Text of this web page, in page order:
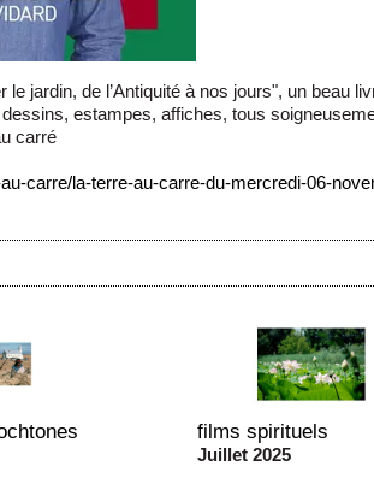
jardin, de l’Antiquité à nos jours", un beau
estampes, affiches, tous
carré
carre/la-terre-au-carre-du-mercredi-06-
films spirituels
Juillet 2025